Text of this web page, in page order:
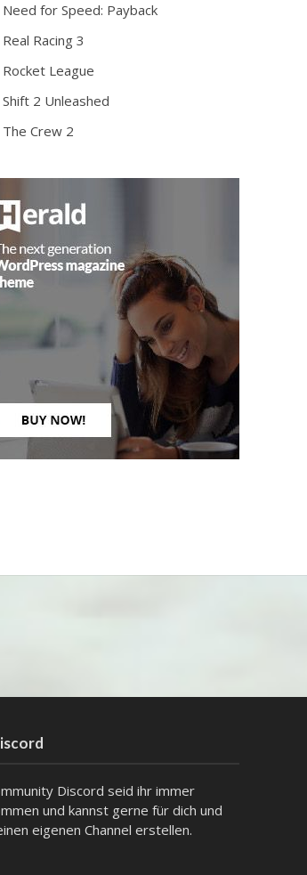
Need for Speed: Payback
Real Racing 3
Rocket League
Shift 2 Unleashed
The Crew 2
Discord seid ihr immer
und kannst gerne für dich und
eigenen Channel erstellen.